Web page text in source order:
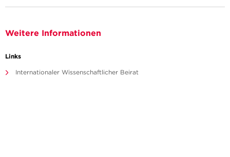
Weitere Informationen
Links
Internationaler Wissenschaftlicher Beirat